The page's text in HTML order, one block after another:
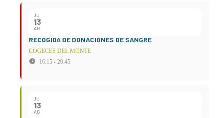
JU
13
AG
RECOGIDA DE DONACIONES DE SANGRE
COGECES DEL MONTE
16:15 - 20:45
JU
13
AG